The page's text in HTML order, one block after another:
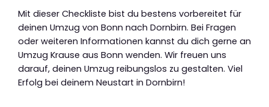
Mit dieser Checkliste bist du bestens vorbereitet für
deinen Umzug von Bonn nach Dornbirn. Bei Fragen
oder weiteren Informationen kannst du dich gerne an
Umzug Krause aus Bonn wenden. Wir freuen uns
darauf, deinen Umzug reibungslos zu gestalten. Viel
Erfolg bei deinem Neustart in Dornbirn!